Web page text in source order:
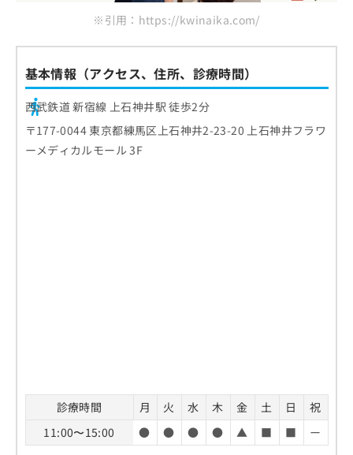
※引用：https://kwinaika.com/
基本情報（アクセス、住所、診療時間）
西武鉄道 新宿線 上石神井駅 徒歩2分
〒177-0044 東京都練馬区上石神井2-23-20 上石神井フラワ
ーメディカルモール 3F
診療時間 月 火 水 木 金 土 日
祝
11:00〜15:00
● ● ● ● ▲ ■ ■
ー